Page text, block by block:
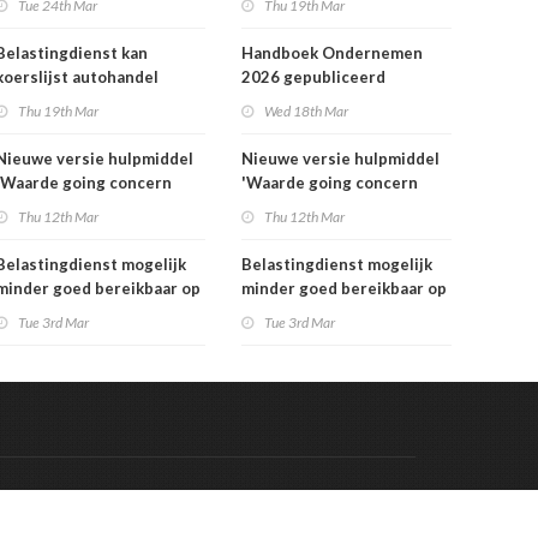
Tue 24th Mar
kan
autohandel
Thu 19th Mar
versie hulpmiddel
going concern
Thu 12th Mar
mogelijk
goed bereikbaar op
Tue 3rd Mar
Thu 19th Mar
Handboek Ondernemen
2026 gepubliceerd
Wed 18th Mar
Nieuwe versie hulpmiddel
'Waarde going concern
Thu 12th Mar
Belastingdienst mogelijk
minder goed bereikbaar op
Tue 3rd Mar